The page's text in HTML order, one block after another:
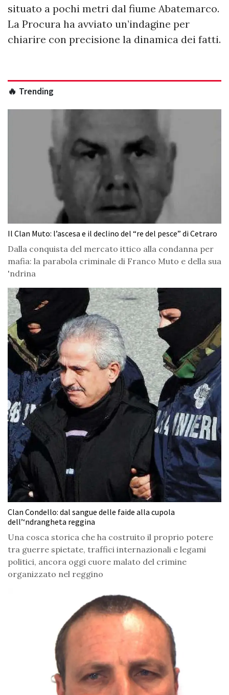
situato a pochi metri dal fiume Abatemarco.
La Procura ha avviato un’indagine per
chiarire con precisione la dinamica dei fatti.
🔥 Trending
Il Clan Muto: l’ascesa e il declino del “re del pesce” di Cetraro
Dalla conquista del mercato ittico alla condanna per
mafia: la parabola criminale di Franco Muto e della sua
'ndrina
Clan Condello: dal sangue delle faide alla cupola
dell’‘ndrangheta reggina
Una cosca storica che ha costruito il proprio potere
tra guerre spietate, traffici internazionali e legami
politici, ancora oggi cuore malato del crimine
organizzato nel reggino